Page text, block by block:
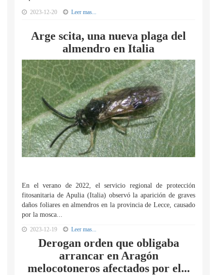
2023-12-20 Leer mas...
Arge scita, una nueva plaga del
almendro en Italia
En el verano de 2022, el servicio regional de protección
fitosanitaria de Apulia (Italia) observó la aparición de graves
daños foliares en almendros en la provincia de Lecce, causado
por la mosca...
2023-12-19 Leer mas...
Derogan orden que obligaba
arrancar en Aragón
melocotoneros afectados por el...